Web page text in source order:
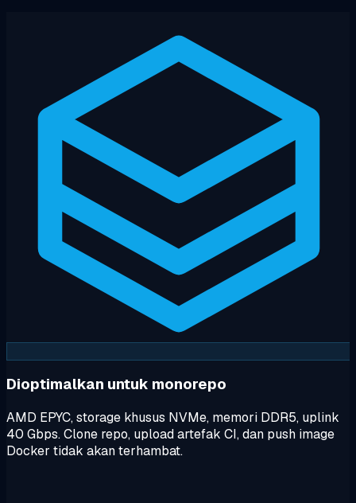
Dioptimalkan untuk monorepo
AMD EPYC, storage khusus NVMe, memori DDR5, uplink
40 Gbps. Clone repo, upload artefak CI, dan push image
Docker tidak akan terhambat.